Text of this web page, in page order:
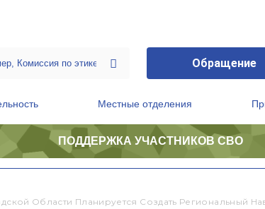
Обращение
Местные отделения
ПОДДЕРЖКА УЧАСТНИКОВ СВО
Области Планируется Создать Региональный